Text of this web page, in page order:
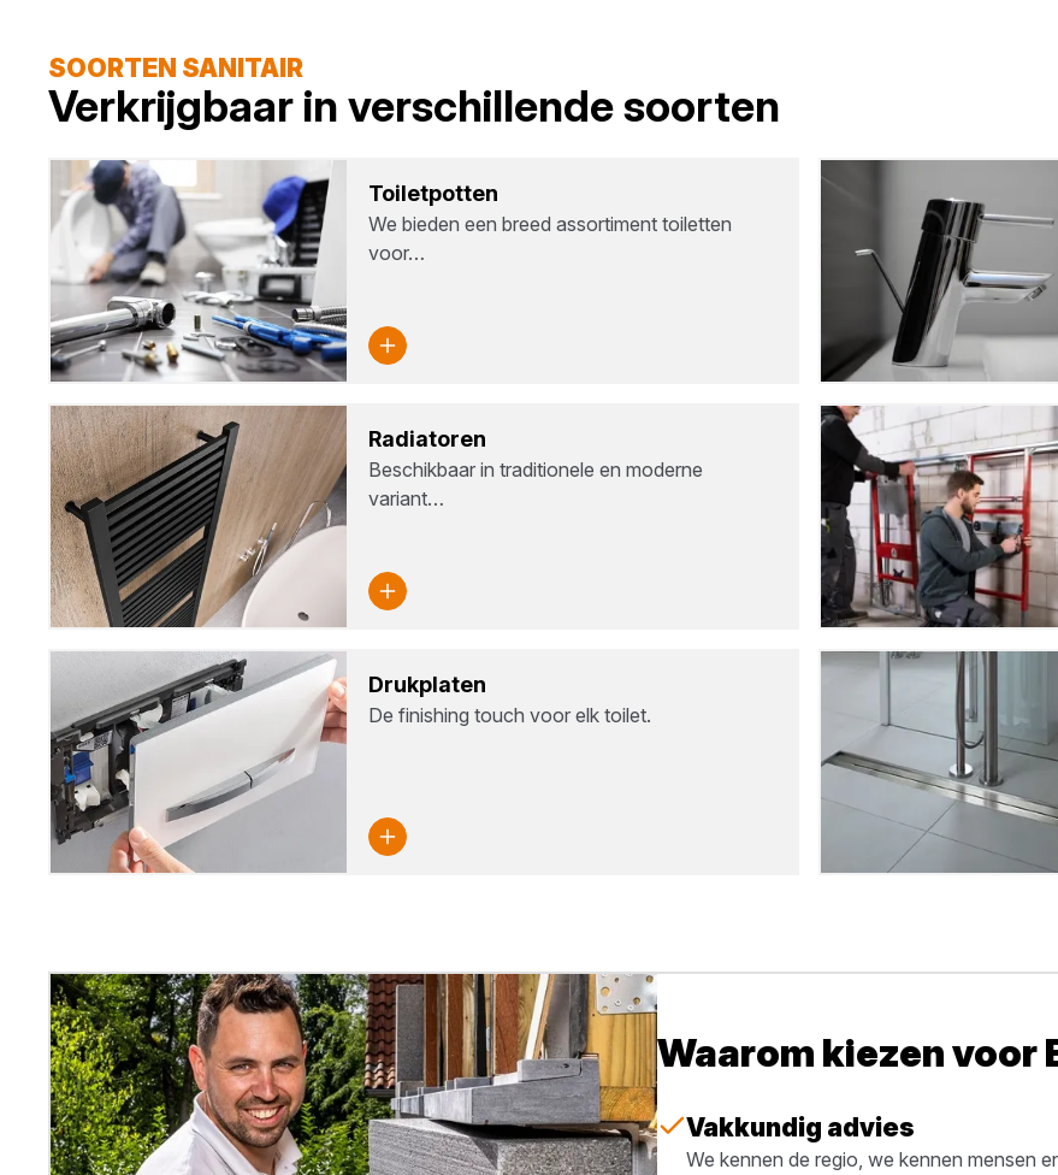
SOORTEN SANITAIR
Verkrijgbaar in verschillende soorten
Toi­let­pot­ten
We bieden een breed assortiment toiletten
voor…
Radi­a­to­ren
Beschikbaar in traditionele en moderne
variant…
Druk­pla­ten
De finishing touch voor elk toilet.
Waarom kiezen voor
Vakkundig advies
We kennen de regio, we kennen mensen